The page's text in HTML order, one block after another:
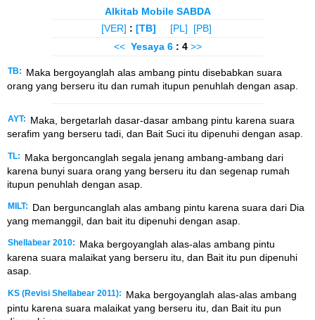
Alkitab Mobile SABDA
[VER] : [TB] [PL]
[PB]
<< Yesaya 6 : 4 >>
TB:
Maka bergoyanglah alas ambang pintu disebabkan suara
orang yang berseru itu dan rumah itupun penuhlah dengan asap.
AYT:
Maka, bergetarlah dasar-dasar ambang pintu karena suara
serafim yang berseru tadi, dan Bait Suci itu dipenuhi dengan asap.
TL:
Maka bergoncanglah segala jenang ambang-ambang dari
karena bunyi suara orang yang berseru itu dan segenap rumah
itupun penuhlah dengan asap.
MILT:
Dan berguncanglah alas ambang pintu karena suara dari Dia
yang memanggil, dan bait itu dipenuhi dengan asap.
Shellabear 2010:
Maka bergoyanglah alas-alas ambang pintu
karena suara malaikat yang berseru itu, dan Bait itu pun dipenuhi
asap.
KS (Revisi Shellabear 2011):
Maka bergoyanglah alas-alas ambang
pintu karena suara malaikat yang berseru itu, dan Bait itu pun